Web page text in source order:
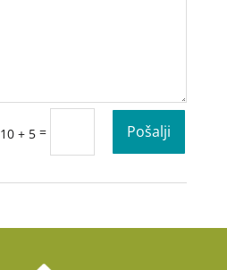
10 + 5 = Pošalji